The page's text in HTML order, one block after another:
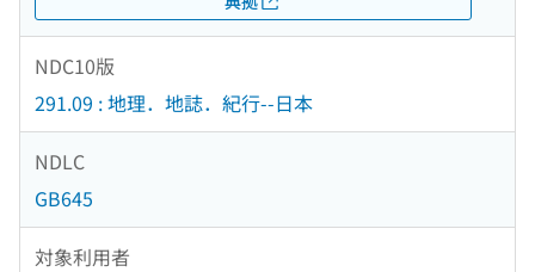
NDC10版
291.09 : 地理．地誌．紀行--日本
NDLC
GB645
対象利用者